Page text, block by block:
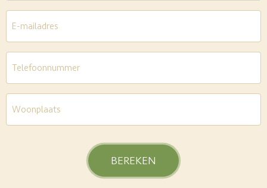
E-
mailadres *
Telefoon
Woonplaats